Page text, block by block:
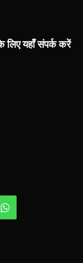
लिए यहाँ संपर्क करें
WhatsApp